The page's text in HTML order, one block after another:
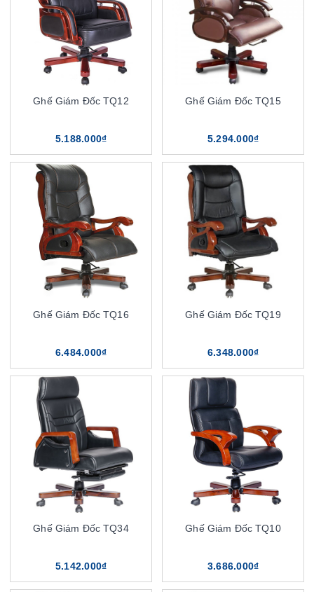
Ghế Giám Đốc TQ12
5.188.000₫
Ghế Giám Đốc TQ15
5.294.000₫
Ghế Giám Đốc TQ16
6.484.000₫
Ghế Giám Đốc TQ19
6.348.000₫
Ghế Giám Đốc TQ34
5.142.000₫
Ghế Giám Đốc TQ10
3.686.000₫